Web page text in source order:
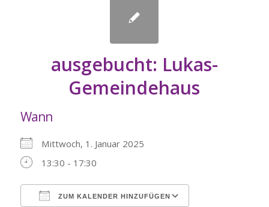
ausgebucht: Lukas-
Gemeindehaus
Wann
Mittwoch, 1. Januar 2025
13:30 - 17:30
ZUM KALENDER HINZUFÜGEN